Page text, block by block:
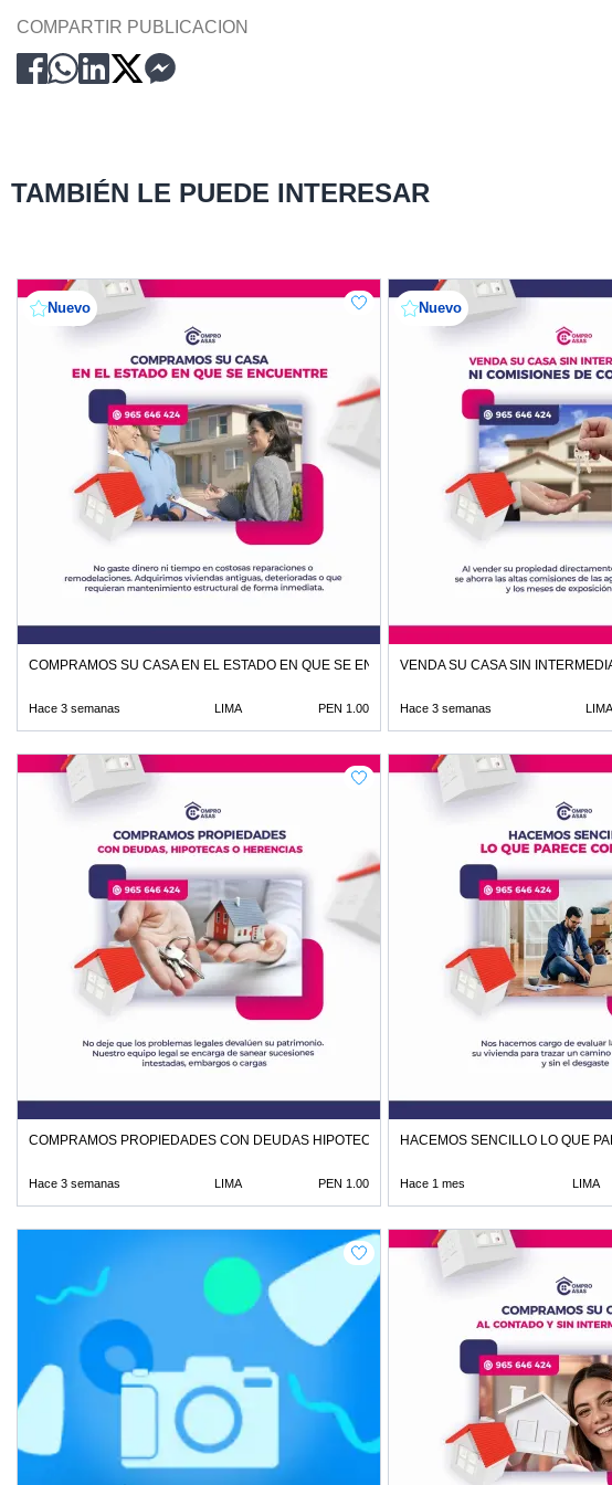
COMPARTIR PUBLICACION
TAMBIÉN LE PUEDE INTERESAR
Nuevo
COMPRAMOS SU CASA EN EL ESTADO EN QUE SE ENCUENTRE
Hace 3 semanas LIMA PEN 1.00
Nuevo
VENDA SU CASA SIN
Hace 3 semanas LIMA
COMPRAMOS PROPIEDADES CON DEUDAS HIPOTECAS O HERENCIAS
Hace 3 semanas LIMA PEN 1.00
HACEMOS SENCILLO LO QUE
Hace 1 mes LIMA